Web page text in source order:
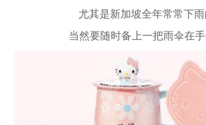
尤其是新加坡全年常常下
当然要随时备上一把雨伞在